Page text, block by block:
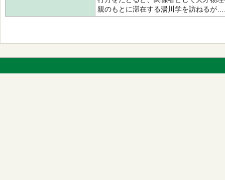
親のもとに滞在する湯川学を訪ねるが